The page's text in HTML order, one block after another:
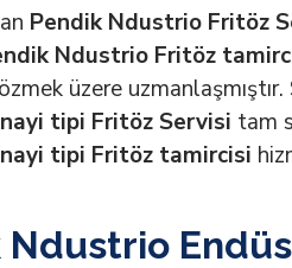
Pendik Ndustrio Fritöz
Ndustrio Fritöz
üzere
tipi Fritöz Servisi tam
tipi Fritöz tamircisi
Ndustrio